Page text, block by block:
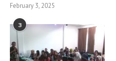
February 3, 2025
3